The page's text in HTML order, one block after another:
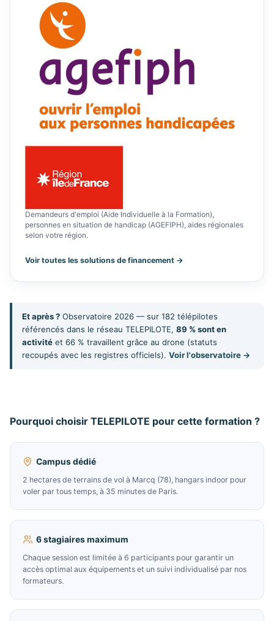
Demandeurs d'emploi (Aide Individuelle à la Formation),
personnes en situation de handicap (AGEFIPH), aides régionales
selon votre région.
Voir toutes les solutions de financement →
Et après ? Observatoire 2026 — sur 182 télépilotes
référencés dans le réseau TELEPILOTE, 89 % sont en
activité et 66 % travaillent grâce au drone (statuts
recoupés avec les registres officiels). Voir l'observatoire →
Pourquoi choisir TELEPILOTE pour cette formation ?
Campus dédié
2 hectares de terrains de vol à Marcq (78), hangars indoor pour
voler par tous temps, à 35 minutes de Paris.
6 stagiaires maximum
Chaque session est limitée à 6 participants pour garantir un
accès optimal aux équipements et un suivi individualisé par nos
formateurs.